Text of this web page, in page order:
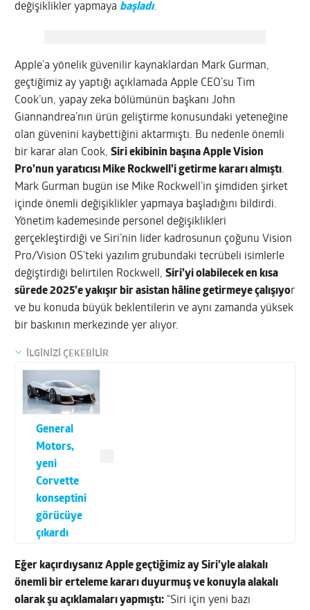
değişiklikler yapmaya başladı.
Apple’a yönelik güvenilir kaynaklardan Mark Gurman,
geçtiğimiz ay yaptığı açıklamada Apple CEO’su Tim
Cook’un, yapay zeka bölümünün başkanı John
Giannandrea’nın ürün geliştirme konusundaki yeteneğine
olan güvenini kaybettiğini aktarmıştı. Bu nedenle önemli
bir karar alan Cook,Siri ekibinin başına Apple Vision
Pro’nun yaratıcısı Mike Rockwell’i getirme kararı almıştı.
Mark Gurman bugün ise Mike Rockwell’in şimdiden şirket
içinde önemli değişiklikler yapmaya başladığını bildirdi.
Yönetim kademesinde personel değişiklikleri
gerçekleştirdiği ve Siri’nin lider kadrosunun çoğunu Vision
Pro/Vision OS’teki yazılım grubundaki tecrübeli isimlerle
değiştirdiği belirtilen Rockwell,Siri’yi olabilecek en kısa
sürede 2025’e yakışır bir asistan hâline getirmeye çalışıyor
ve bu konuda büyük beklentilerin ve aynı zamanda yüksek
bir baskının merkezinde yer alıyor.
İLGİNİZİ ÇEKEBİLİR
General
Motors,
yeni
Corvette
konseptini
görücüye
çıkardı
Eğer kaçırdıysanız Apple geçtiğimiz ay Siri’yle alakalı
önemli bir erteleme kararı duyurmuş ve konuyla alakalı
olarak şu açıklamaları yapmıştı: “Siri için yeni bazı